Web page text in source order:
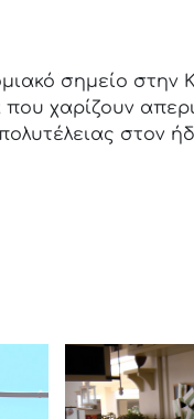
σημείο στην
χαρίζουν
στον